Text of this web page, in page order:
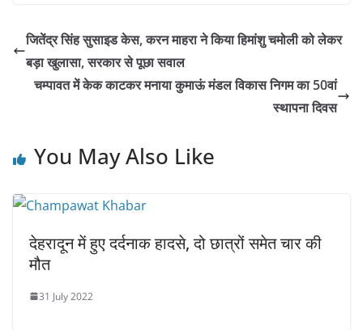
जितेंद्र सिंह सुसाइड केस, करन माहरा ने किया हिमांशु चमोली को लेकर
बड़ा खुलासा, सरकार से पूछा सवाल
चम्पावत में केक काटकर मनाया कुमाऊं मंडल विकास निगम का 50वां
स्थापना दिवस
You May Also Like
देहरादून में हुए दर्दनाक हादसे, दो छात्रों समेत चार की
मौत
31 July 2022